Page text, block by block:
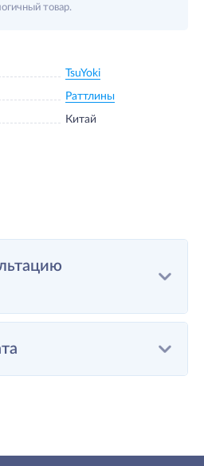
товар.
TsuYoki
Раттлины
Китай